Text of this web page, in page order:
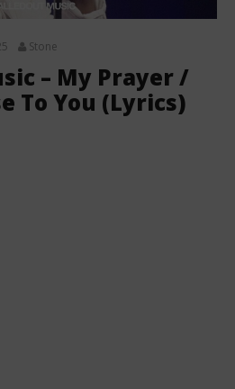
Stone
– My Prayer /
To You (Lyrics)